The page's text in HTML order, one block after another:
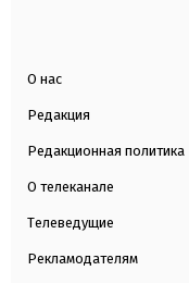
О нас
Редакция
Редакционная политика
О телеканале
Телеведущие
Рекламодателям